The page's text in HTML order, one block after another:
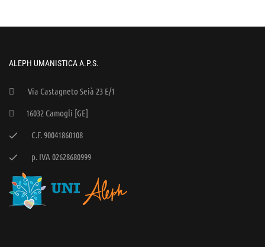
ALEPH UMANISTICA A.P.S.
Via Castagneto Seià 23 E/1
16032 Camogli [GE]
C.F. 90041860108
p. IVA 02628680999